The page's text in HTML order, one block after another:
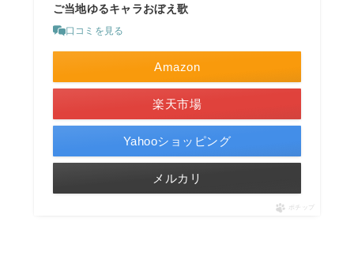
ご当地ゆるキャラおぼえ歌
口コミを見る
Amazon
楽天市場
Yahooショッピング
メルカリ
ポチップ